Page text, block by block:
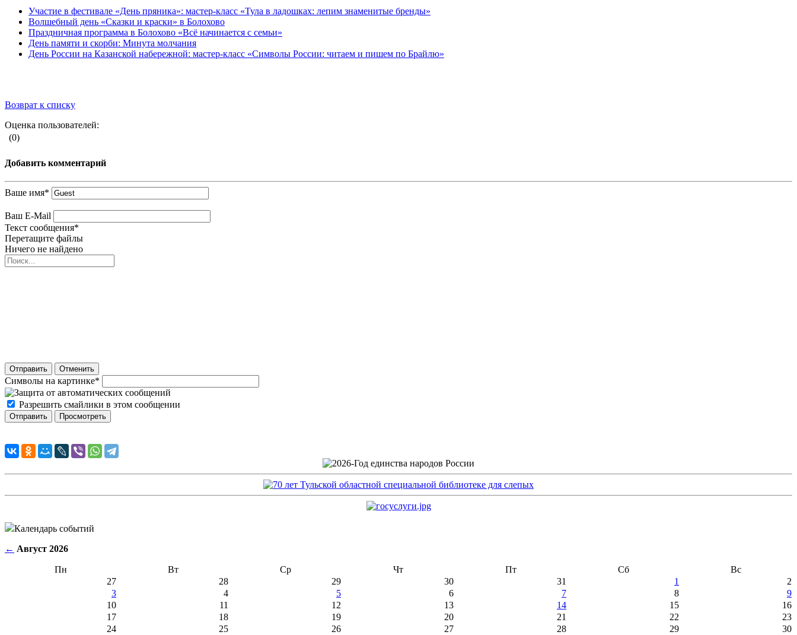
Участие в фестивале «День пряника»: мастер-класс «Тула в ладошках: лепим знаменитые бренды»
Волшебный день «Сказки и краски» в Болохово
Праздничная программа в Болохово «Всё начинается с семьи»
День памяти и скорби: Минута молчания
День России на Казанской набережной: мастер-класс «Символы России: читаем и пишем по Брайлю»
Возврат к списку
Оценка пользователей:
(0)
Добавить комментарий
Ваше имя*
Ваш E-Mail
Текст сообщения*
Перетащите файлы
Ничего не найдено
Отправить Отменить
Символы на картинке*
Разрешить смайлики в этом сообщении
Календарь событий
← Август 2026
Пн Вт Ср Чт Пт Сб
Вс
27
28 29 30 31 1
2
3
4 5 6 7 8
9
10
11 12 13 14 15
16
17
18 19 20 21 22
23
24
25 26 27 28 29
30